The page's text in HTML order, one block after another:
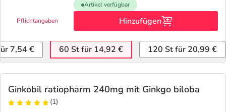
Pflichtangaben
Artikel verfügbar
Hinzufügen
7,54 € 60 St für 14,92 € 120 St für 20,99 €
Ginkobil ratiopharm 240mg mit Ginkgo biloba
(1)